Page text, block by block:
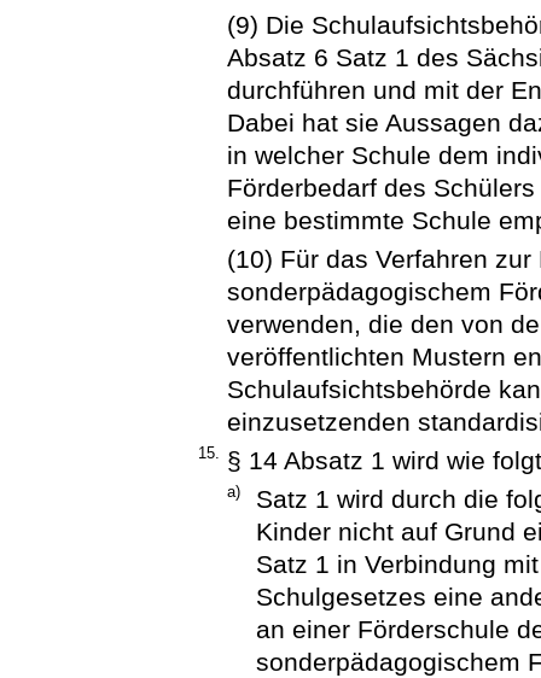
(9) Die
Absatz 6 Satz 1 des
durchführen und mit der
Dabei hat sie Aussagen
in welcher Schule dem
Förderbedarf des
eine bestimmte Schule
(10) Für das Verfahren
sonderpädagogischem
verwenden, die den von
veröffentlichten Mustern
Schulaufsichtsbehörde
einzusetzenden
15. § 14 Absatz 1 wird wie
a)
Satz 1 wird durch die
Kinder nicht auf Grund
Satz 1 in Verbindung
Schulgesetzes eine
an einer Förderschule
sonderpädagogischem